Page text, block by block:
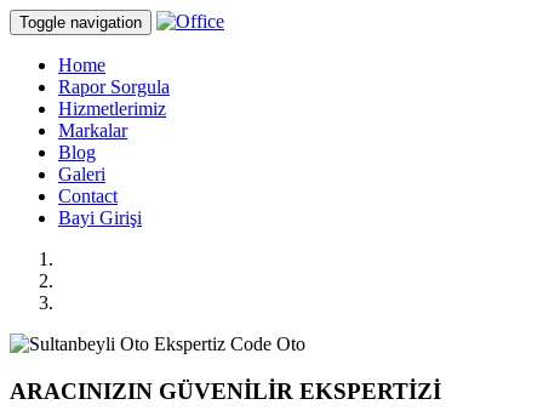
Toggle navigation
Home
Rapor Sorgula
Hizmetlerimiz
Markalar
Blog
Galeri
Contact
Bayi Girişi
ARACINIZIN GÜVENİLİR EKSPERTİZİ